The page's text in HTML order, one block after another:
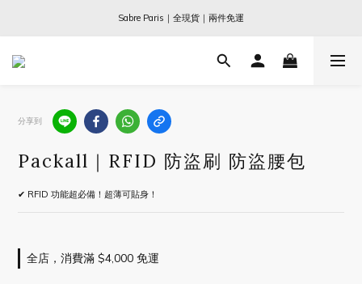
Ogata x 坂本龍一 ｜大師珍藏系列
Sabre Paris｜全現貨｜兩件免運
Ogata x 坂本龍一 ｜大師珍藏系列
分享到
Packall｜RFID 防盜刷 防盜腰包
✔ RFID 功能超必備！超薄可貼身！
全店，消費滿 $4,000 免運